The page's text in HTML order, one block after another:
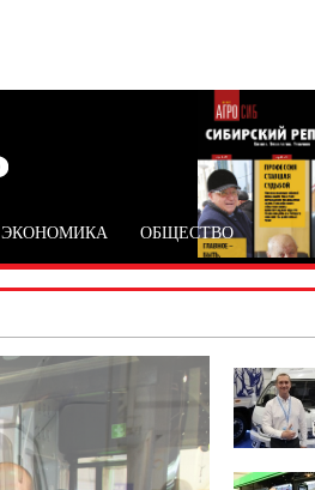
ЭКОНОМИКА ОБЩЕСТВО